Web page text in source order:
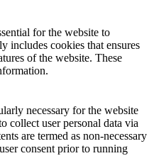
for the website to
includes cookies that ensures
of the website. These
necessary for the website
collect user personal data via
are termed as non-necessary
consent prior to running